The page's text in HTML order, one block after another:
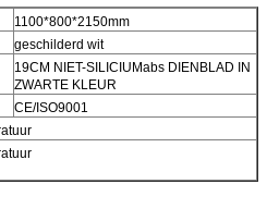
1100*800*2150mm
geschilderd wit
19CM NIET-SILICIUMabs DIENBLAD IN
ZWARTE KLEUR
CE/ISO9001